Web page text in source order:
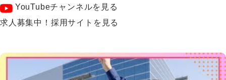
YouTubeチャンネルを見る
求人募集中！採用サイトを見る